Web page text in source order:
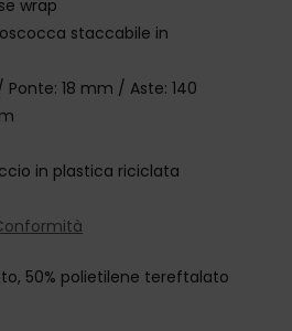
wrap
staccabile in
18 mm / Aste: 140
in plastica riciclata
50% polietilene tereftalato